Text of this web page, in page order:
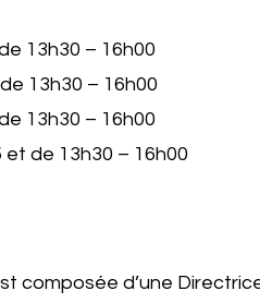
13h30 – 16h00
13h30 – 16h00
13h30 – 16h00
et de 13h30 – 16h00
composée d’une